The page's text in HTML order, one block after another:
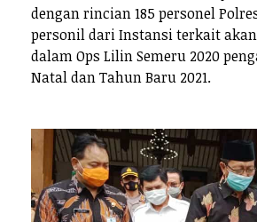
dengan rincian 185 personel
personil dari Instansi terkait
dalam Ops Lilin Semeru 2020
Natal dan Tahun Baru 2021.